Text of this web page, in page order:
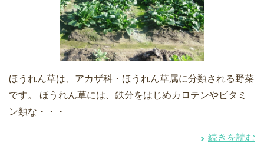
ほうれん草は、アカザ科・ほうれん草属に分類される野菜
です。 ほうれん草には、鉄分をはじめカロテンやビタミ
ン類な・・・
続きを読む